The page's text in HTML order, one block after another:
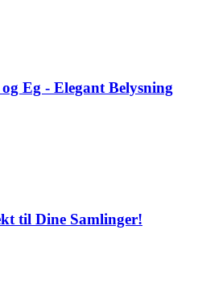
Eg - Elegant Belysning
til Dine Samlinger!